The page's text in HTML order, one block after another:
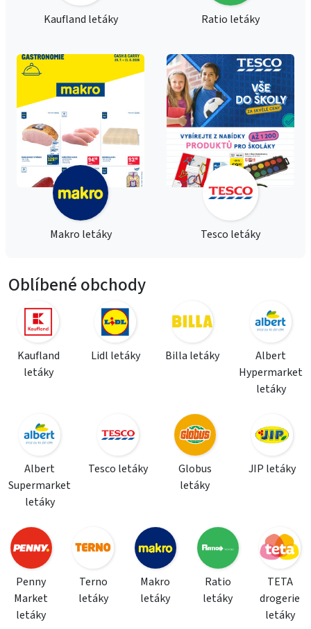
Kaufland letáky Ratio letáky
Makro letáky Tesco letáky
Oblíbené obchody
Kaufland
letáky
Lidl letáky Billa letáky
Albert
Hypermarket
letáky
Albert
Supermarket
letáky
Tesco letáky
Globus
letáky
JIP letáky
Penny
Market
letáky
Terno
letáky
Makro
letáky
Ratio
letáky
TETA
drogerie
letáky